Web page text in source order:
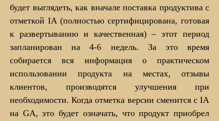
будет выглядеть, как вначале поставка продуктива с
отметкой IA (полностью сертифицирована, готовая
к развертыванию и качественная) – этот период
запланирован на 4-6 недель. За это время
собирается вся информация о практическом
использовании продукта на местах, отзывы
клиентов, производятся улучшения при
необходимости. Когда отметка версии сменится с IA
на GA, это будет означать, что продукт приобрел